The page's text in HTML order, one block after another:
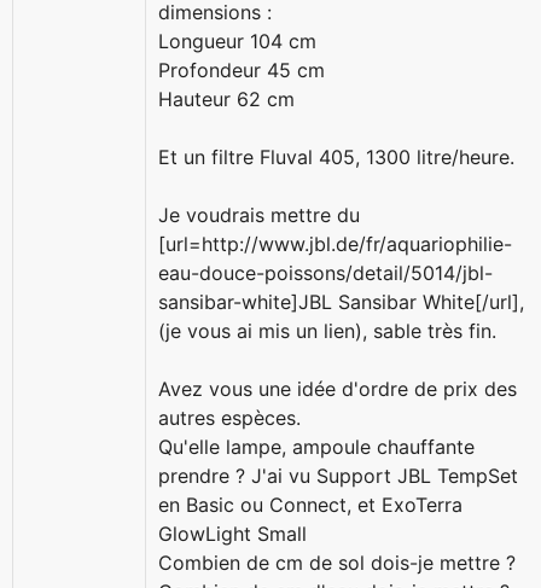
dimensions :
Longueur 104 cm
Profondeur 45 cm
Hauteur 62 cm
Et un filtre Fluval 405, 1300 litre/heure.
Je voudrais mettre du
[url=http://www.jbl.de/fr/aquariophilie-
eau-douce-poissons/detail/5014/jbl-
sansibar-white]JBL Sansibar White[/url],
(je vous ai mis un lien), sable très fin.
Avez vous une idée d'ordre de prix des
autres espèces.
Qu'elle lampe, ampoule chauffante
prendre ? J'ai vu Support JBL TempSet
en Basic ou Connect, et ExoTerra
GlowLight Small
Combien de cm de sol dois-je mettre ?